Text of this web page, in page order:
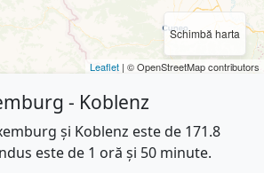
Schimbă harta
Leaflet | © OpenStreetMap contributors
- Koblenz
și Koblenz este de 171.8
este de 1 oră și 50 minute.